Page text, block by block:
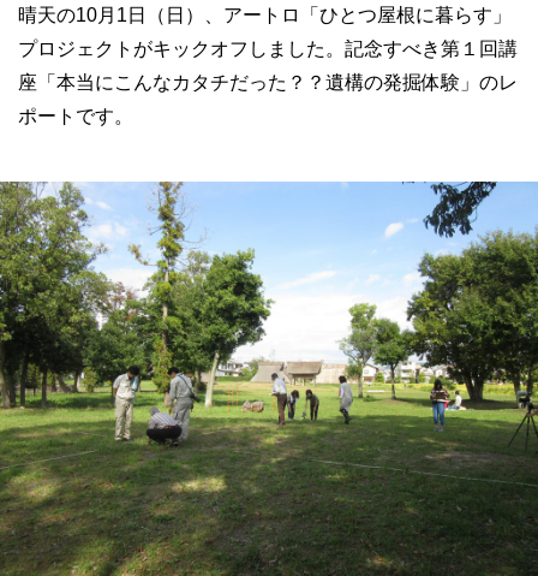
晴天の10月1日（日）、アートロ「ひとつ屋根に暮らす」
プロジェクトがキックオフしました。記念すべき第１回講
座「本当にこんなカタチだった？？遺構の発掘体験」のレ
ポートです。